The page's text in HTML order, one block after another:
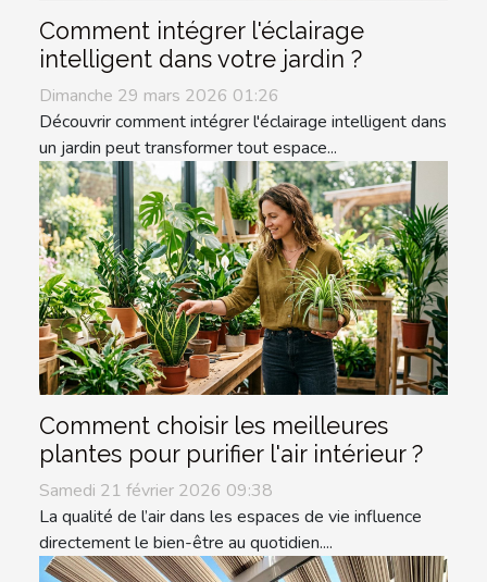
Comment intégrer l'éclairage
intelligent dans votre jardin ?
Dimanche 29 mars 2026 01:26
Découvrir comment intégrer l'éclairage intelligent dans
un jardin peut transformer tout espace...
Comment choisir les meilleures
plantes pour purifier l'air intérieur ?
Samedi 21 février 2026 09:38
La qualité de l’air dans les espaces de vie influence
directement le bien-être au quotidien....